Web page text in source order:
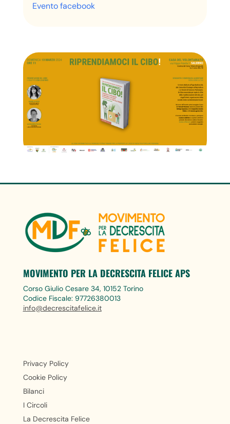
Evento facebook
MOVIMENTO PER LA DECRESCITA FELICE APS
Corso Giulio Cesare 34, 10152 Torino
Codice Fiscale: 97726380013
info@decrescitafelice.it
Privacy Policy
Cookie Policy
Bilanci
I Circoli
La Decrescita Felice